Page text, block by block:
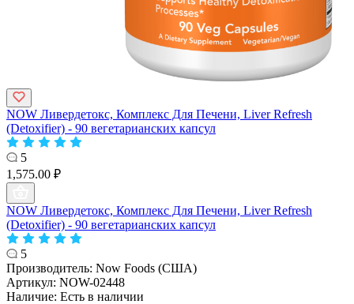
NOW Ливердетокс, Комплекс Для Печени, Liver Refresh
(Detoxifier) - 90 вегетарианских капсул
5
1,575.00 ₽
NOW Ливердетокс, Комплекс Для Печени, Liver Refresh
(Detoxifier) - 90 вегетарианских капсул
5
Производитель: Now Foods (США)
Артикул: NOW-02448
Наличие: Есть в наличии